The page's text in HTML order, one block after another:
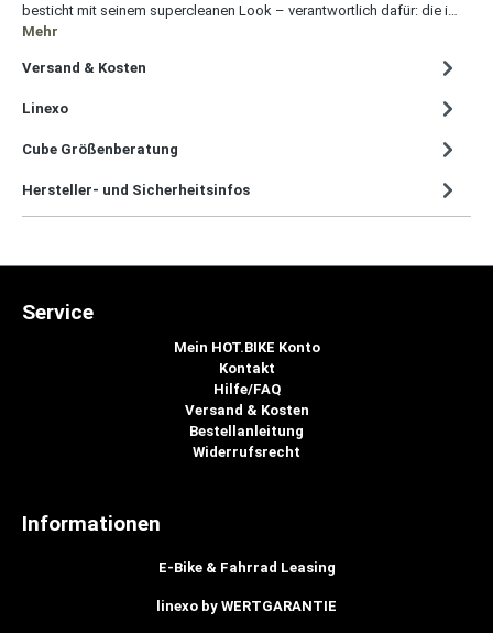
besticht mit seinem supercleanen Look – verantwortlich dafür: die i…
Mehr
Versand & Kosten
Linexo
Cube Größenberatung
Hersteller- und Sicherheitsinfos
Service
Mein HOT.BIKE Konto
Kontakt
Hilfe/FAQ
Versand & Kosten
Bestellanleitung
Widerrufsrecht
Informationen
E-Bike & Fahrrad Leasing
linexo by WERTGARANTIE